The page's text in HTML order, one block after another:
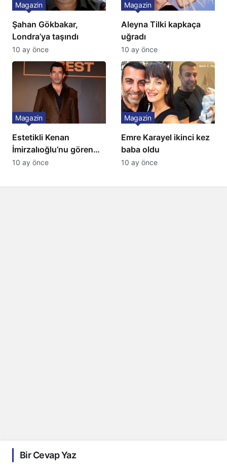
Şahan Gökbakar,
Londra’ya taşındı
Magazin
10 ay önce
Aleyna Tilki kapkaça
uğradı
Magazin
10 ay önce
Estetikli Kenan
İmirzalıoğlu’nu gören
tanıyamıyor: Son hali
Magazin
10 ay önce
Emre Karayel ikinci kez
baba oldu
Magazin
10 ay önce
Bir Cevap Yaz